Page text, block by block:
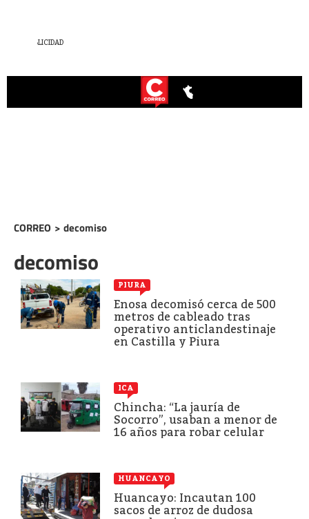
CORREO > decomiso
decomiso
PIURA
Enosa decomisó cerca de 500
metros de cableado tras
operativo anticlandestinaje
en Castilla y Piura
ICA
Chincha: “La jauría de
Socorro”, usaban a menor de
16 años para robar celular
HUANCAYO
Huancayo: Incautan 100
sacos de arroz de dudosa